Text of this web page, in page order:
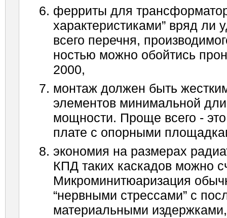
ферриты для
характеристиками” вряд ли
всего перечня,
ностью можно обойтись
2000,
монтаж должен быть
элементов минимальной
мощ­ности. Проще всего -
плате с опорными
экономия на размерах
КПД таких каскадов можно
Микроминитюаризация
“нерв­ными стрессами” с
материальными издержками,